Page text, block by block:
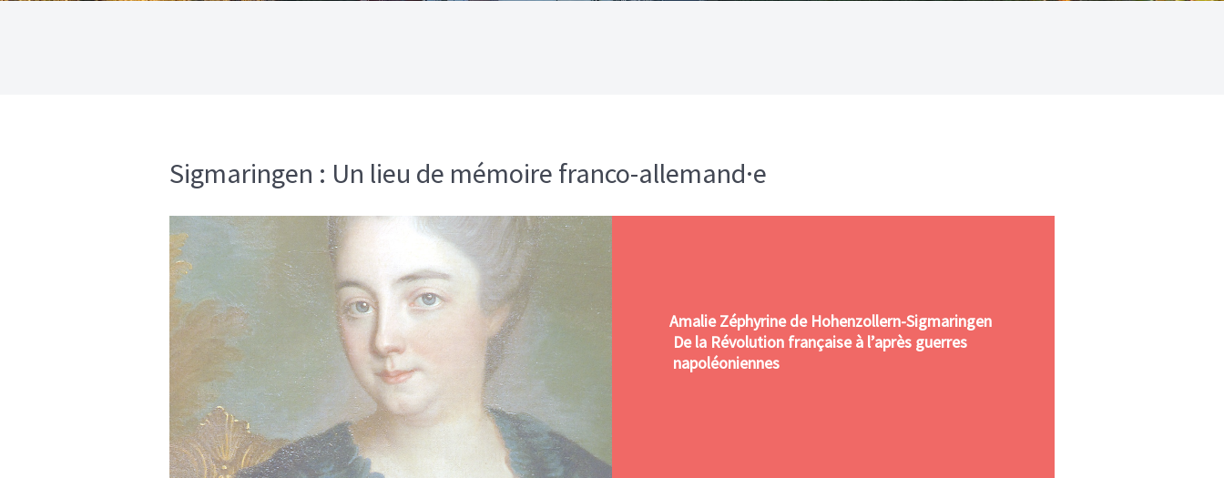
Sigmaringen : Un lieu de mémoire franco-allemand·e
Amalie Zéphyrine de Hohenzollern-Sigmaringen
De la Révolution française à l’après guerres
napoléoniennes